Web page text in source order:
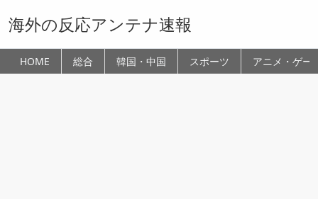
海外の反応アンテナ速報
HOME 総合 韓国・中国 スポーツ アニメ・ゲー